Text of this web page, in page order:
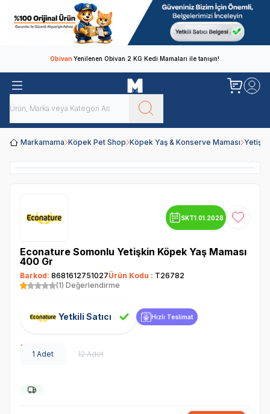
ObivanYenilenen Obivan 2 KG Kedi Mamaları ile tanışın!
Markamama Köpek Pet Shop Köpek Yaş & Konserve Maması
SKT1.01.2028 Favoriye
Econature Somonlu Yetişkin Köpek Yaş Maması
400 Gr
Barkod: 8681612751027Ürün Kodu : T26782
(1) Değerlendirme
Yetkili Satıcı Hızlı Teslimat
1 Adet 12 Adet